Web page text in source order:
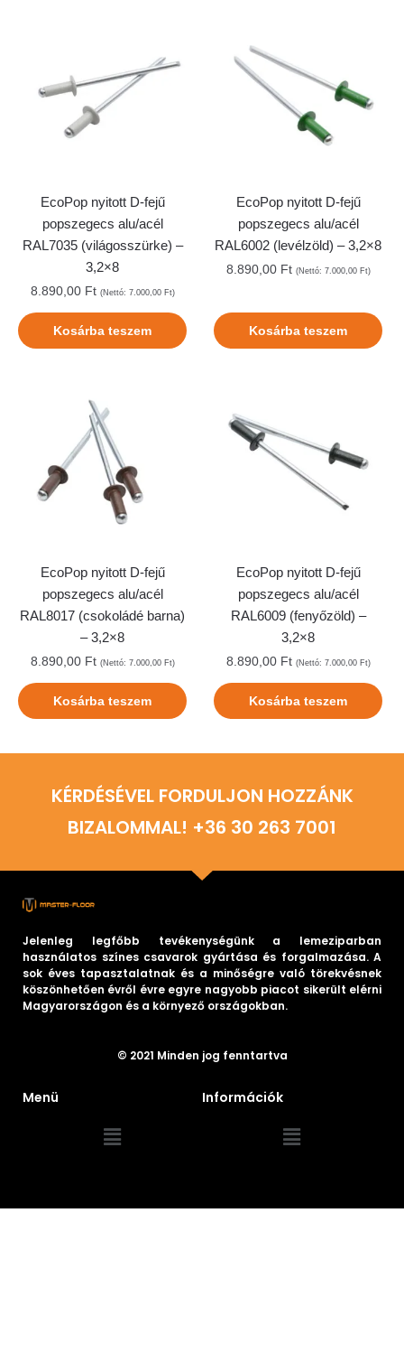
EcoPop nyitott D-fejű
popszegecs alu/acél
RAL7035 (világosszürke) –
3,2×8
8.890,00 Ft (Nettó: 7.000,00 Ft)
Kosárba teszem
EcoPop nyitott D-fejű
popszegecs alu/acél
RAL6002 (levélzöld) – 3,2×8
8.890,00 Ft (Nettó: 7.000,00 Ft)
Kosárba teszem
EcoPop nyitott D-fejű
popszegecs alu/acél
RAL8017 (csokoládé barna)
– 3,2×8
8.890,00 Ft (Nettó: 7.000,00 Ft)
Kosárba teszem
EcoPop nyitott D-fejű
popszegecs alu/acél
RAL6009 (fenyőzöld) –
3,2×8
8.890,00 Ft (Nettó: 7.000,00 Ft)
Kosárba teszem
KÉRDÉSÉVEL FORDULJON HOZZÁNK
BIZALOMMAL! +36 30 263 7001
Jelenleg legfőbb tevékenységünk a lemeziparban
használatos színes csavarok gyártása és forgalmazása. A
sok éves tapasztalatnak és a minőségre való törekvésnek
köszönhetően évről évre egyre nagyobb piacot sikerült elérni
Magyarországon és a környező országokban.
© 2021 Minden jog fenntartva
Menü Információk